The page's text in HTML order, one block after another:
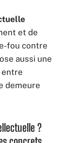
et de
fou contre
aussi une
demeure
?